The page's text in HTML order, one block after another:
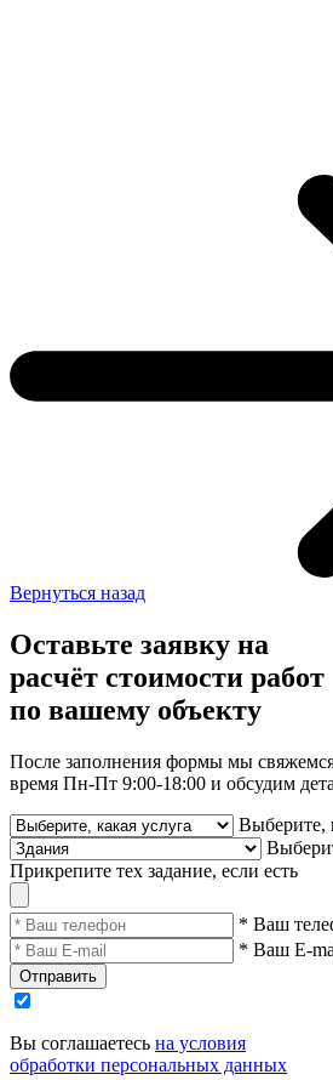
Вернуться назад
Оставьте заявку на
расчёт стоимости работ
по вашему объекту
После заполнения формы мы
время Пн-Пт 9:00-18:00 и обсудим
Выберите,
Прикрепите тех задание, если есть
* Ваш
* Ваш E-
Отправить
Вы соглашаетесь на условия
обработки персональных данных